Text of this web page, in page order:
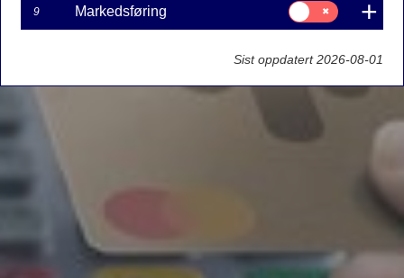
9 Markedsføring
Samtykke
til:
Markedsføring
Sist oppdatert 2026-08-01